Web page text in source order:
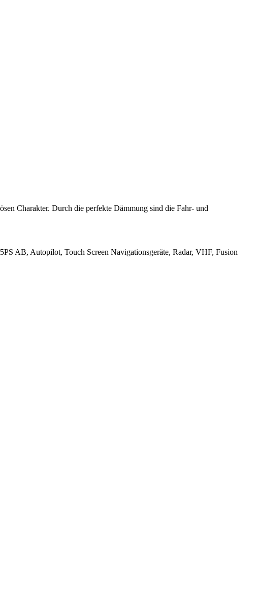
Charakter. Durch die perfekte Dämmung sind die Fahr- und
AB, Autopilot, Touch Screen Navigationsgeräte, Radar, VHF, Fusion